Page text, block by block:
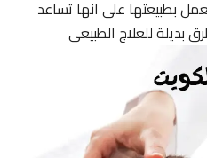
بطبيعتها على انها تساعد
للعلاج الطبيعى